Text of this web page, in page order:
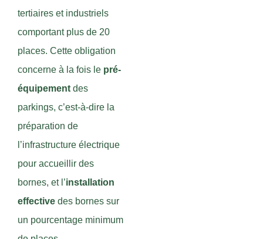
tertiaires et industriels
comportant plus de 20
places. Cette obligation
concerne à la fois le pré-
équipement des
parkings, c’est-à-dire la
préparation de
l’infrastructure électrique
pour accueillir des
bornes, et l’installation
effective des bornes sur
un pourcentage minimum